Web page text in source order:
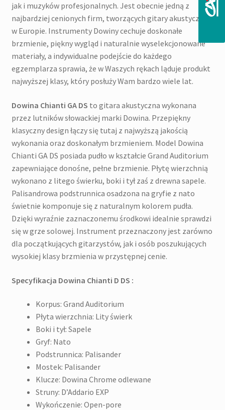
jak i muzyków profesjonalnych. Jest obecnie jedną z
najbardziej cenionych firm, tworzących gitary akustyczne
w Europie. Instrumenty Dowiny cechuje doskonałe
brzmienie, piękny wygląd i naturalnie wyselekcjonowane
materiały, a indywidualne podejście do każdego
egzemplarza sprawia, że w Waszych rękach ląduje produkt
najwyższej klasy, który posłuży Wam bardzo wiele lat.
Dowina Chianti GA DS to gitara akustyczna wykonana
przez lutników słowackiej marki Dowina. Przepiękny
klasyczny design łączy się tutaj z najwyższą jakością
wykonania oraz doskonałym brzmieniem. Model Dowina
Chianti GA DS posiada pudło w kształcie Grand Auditorium
zapewniające donośne, pełne brzmienie. Płytę wierzchnią
wykonano z litego świerku, boki i tył zaś z drewna sapele.
Palisandrowa podstrunnica osadzona na gryfie z nato
świetnie komponuje się z naturalnym kolorem pudła.
Dzięki wyraźnie zaznaczonemu środkowi idealnie sprawdzi
się w grze solowej. Instrument przeznaczony jest zarówno
dla początkujących gitarzystów, jak i osób poszukujących
wysokiej klasy brzmienia w przystępnej cenie.
Specyfikacja Dowina Chianti D DS :
Korpus: Grand Auditorium
Płyta wierzchnia: Lity świerk
Boki i tył: Sapele
Gryf: Nato
Podstrunnica: Palisander
Mostek: Palisander
Klucze: Dowina Chrome odlewane
Struny: D’Addario EXP
Wykończenie: Open-pore